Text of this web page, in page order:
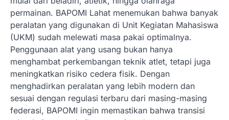
permainan. BAPOMI Lahat menemukan bahwa banyak
peralatan yang digunakan di Unit Kegiatan Mahasiswa
(UKM) sudah melewati masa pakai optimalnya.
Penggunaan alat yang usang bukan hanya
menghambat perkembangan teknik atlet, tetapi juga
meningkatkan risiko cedera fisik. Dengan
menghadirkan peralatan yang lebih modern dan
sesuai dengan regulasi terbaru dari masing-masing
federasi, BAPOMI ingin memastikan bahwa transisi